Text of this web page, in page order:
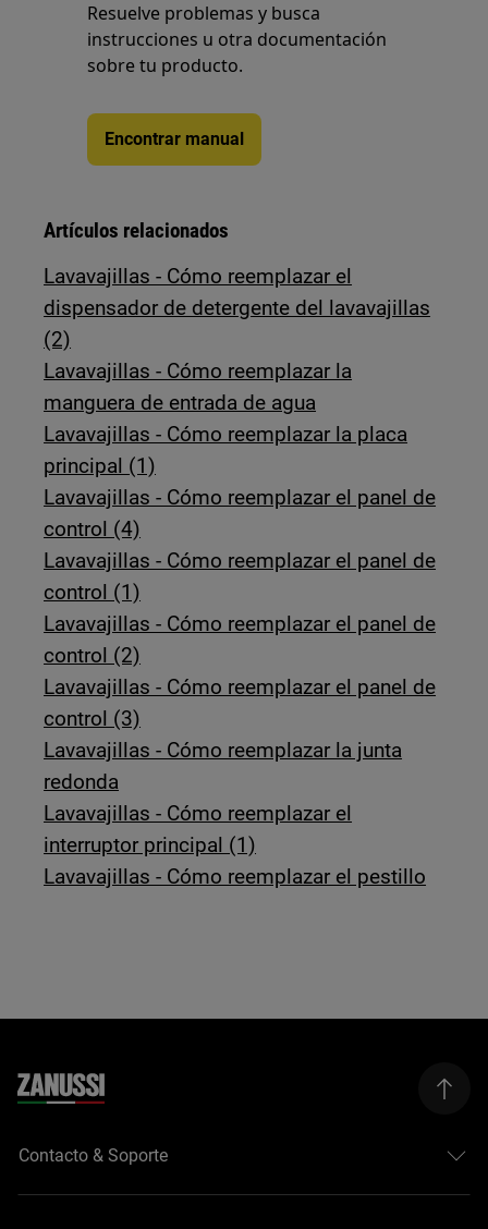
Resuelve problemas y busca
instrucciones u otra documentación
sobre tu producto.
Encontrar manual
Artículos relacionados
Lavavajillas - Cómo reemplazar el
dispensador de detergente del lavavajillas
(2)
Lavavajillas - Cómo reemplazar la
manguera de entrada de agua
Lavavajillas - Cómo reemplazar la placa
principal (1)
Lavavajillas - Cómo reemplazar el panel de
control (4)
Lavavajillas - Cómo reemplazar el panel de
control (1)
Lavavajillas - Cómo reemplazar el panel de
control (2)
Lavavajillas - Cómo reemplazar el panel de
control (3)
Lavavajillas - Cómo reemplazar la junta
redonda
Lavavajillas - Cómo reemplazar el
interruptor principal (1)
Lavavajillas - Cómo reemplazar el pestillo
Contacto & Soporte